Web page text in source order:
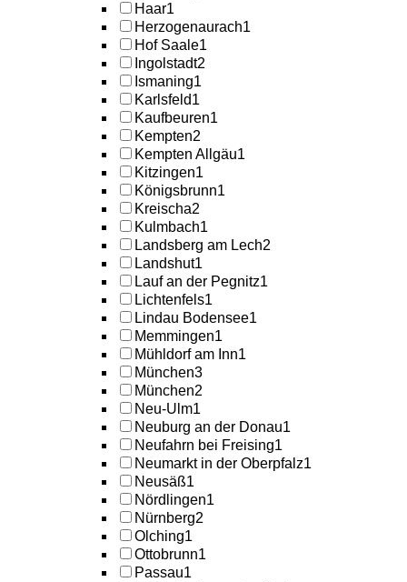
Haar1
Herzogenaurach1
Hof Saale1
Ingolstadt2
Ismaning1
Karlsfeld1
Kaufbeuren1
Kempten2
Kempten Allgäu1
Kitzingen1
Königsbrunn1
Kreischa2
Kulmbach1
Landsberg am Lech2
Landshut1
Lauf an der Pegnitz1
Lichtenfels1
Lindau Bodensee1
Memmingen1
Mühldorf am Inn1
München3
München2
Neu-Ulm1
Neuburg an der Donau1
Neufahrn bei Freising1
Neumarkt in der Oberpfalz1
Neusäß1
Nördlingen1
Nürnberg2
Olching1
Ottobrunn1
Passau1